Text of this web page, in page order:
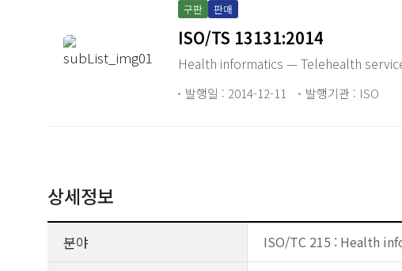
구판 판매
ISO/TS 13131:2014
Health informatics — Telehealth
발행일 : 2014-12-11 발행기관 : ISO
상세정보
분야 ISO/TC 215 : Health